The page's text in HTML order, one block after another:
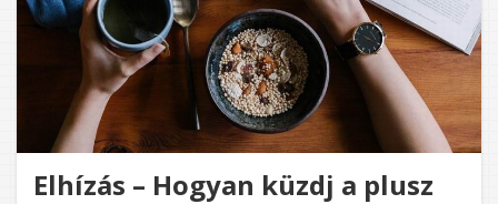
Elhízás – Hogyan küzdj a plusz